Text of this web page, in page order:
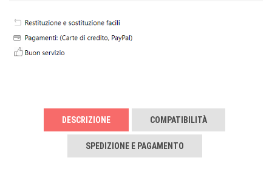
DESCRIZIONE COMPATIBILITÀ
SPEDIZIONE E PAGAMENTO